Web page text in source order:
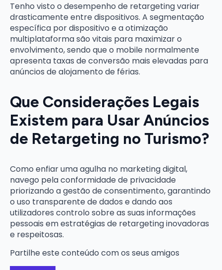
Tenho visto o desempenho de retargeting variar
drasticamente entre dispositivos. A segmentação
específica por dispositivo e a otimização
multiplataforma são vitais para maximizar o
envolvimento, sendo que o mobile normalmente
apresenta taxas de conversão mais elevadas para
anúncios de alojamento de férias.
Que Considerações Legais
Existem para Usar Anúncios
de Retargeting no Turismo?
Como enfiar uma agulha no marketing digital,
navego pela conformidade de privacidade
priorizando a gestão de consentimento, garantindo
o uso transparente de dados e dando aos
utilizadores controlo sobre as suas informações
pessoais em estratégias de retargeting inovadoras
e respeitosas.
Partilhe este conteúdo com os seus amigos